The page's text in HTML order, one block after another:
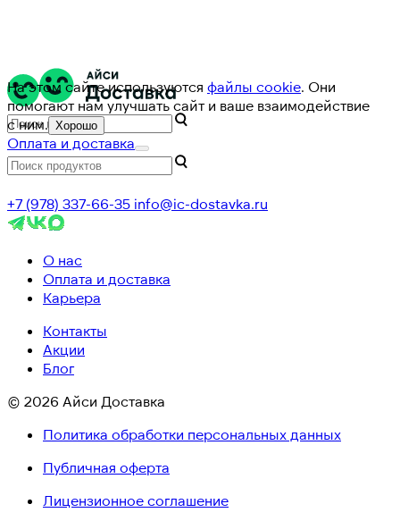
На этом сайте используются файлы cookie. Они
помогают нам улучшать сайт и ваше взаимодействие
с ним. Хорошо
Оплата и доставка
+7 (978) 337-66-35 info@ic-dostavka.ru
О нас
Оплата и доставка
Карьера
Контакты
Акции
Блог
© 2026 Айси Доставка
Политика обработки персональных данных
Публичная оферта
Лицензионное соглашение